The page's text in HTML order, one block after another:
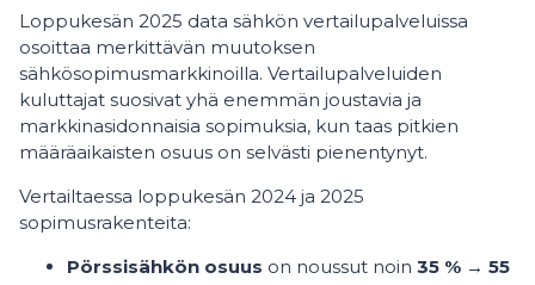
Loppukesän 2025 data sähkön vertailupalveluissa
osoittaa merkittävän muutoksen
sähkösopimusmarkkinoilla. Vertailupalveluiden
kuluttajat suosivat yhä enemmän joustavia ja
markkinasidonnaisia sopimuksia, kun taas pitkien
määräaikaisten osuus on selvästi pienentynyt.
Vertailtaessa loppukesän 2024 ja 2025
sopimusrakenteita:
Pörssisähkön osuus on noussut noin 35 % → 55